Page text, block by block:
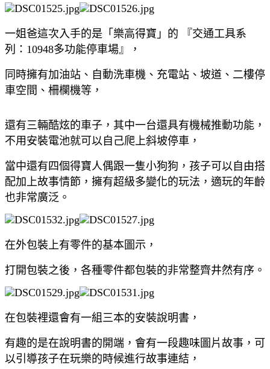
一姐爸這次入手的是「樂高得寶」的 『交通工具系
列：10948多功能停車場』，
同時擁有加油站、自動洗車機、充電站、坡道、二樓停
車空間、柵欄機等，
還有三輛酷炫的車子，其中一台還具有機械推動功能，
不用安裝電池就可以自己爬上斜坡停車，
當中還有四個得寶人偶跟一隻小狗狗，孩子可以自由搭
配加上故事情節，擁有超級多變化的玩法，適玩的年齡
也非常廣泛。
在外包裝上有零件的基本圖示，
打開包裝之後，各種零件都包裝的非常整齊井然有序。
在包裝裡還會有一組三本的安裝說明書，
有趣的是在說明書的開端，會有一段趣味圖片故事，可
以引導孩子在玩樂的時候進行故事連結，